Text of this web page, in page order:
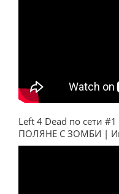
Left 4 Dead по сети
ПОЛЯНЕ С ЗОМБИ |